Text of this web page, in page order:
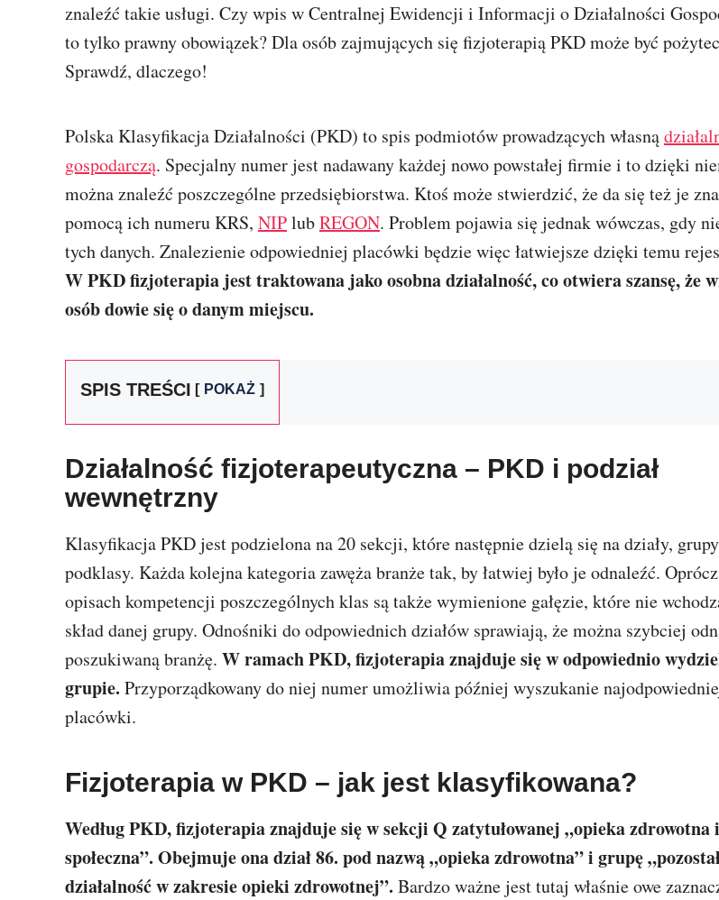
znaleźć takie usługi. Czy wpis w Centralnej Ewidencji i Informacji o Działalności
to tylko prawny obowiązek? Dla osób zajmujących się fizjoterapią PKD może być
Sprawdź, dlaczego!
Polska Klasyfikacja Działalności (PKD) to spis podmiotów prowadzących własną
gospodarczą. Specjalny numer jest nadawany każdej nowo powstałej firmie i to dzięki
można znaleźć poszczególne przedsiębiorstwa. Ktoś może stwierdzić, że da się też je
pomocą ich numeru KRS, NIPlubREGON. Problem pojawia się jednak wówczas, gdy
tych danych. Znalezienie odpowiedniej placówki będzie więc łatwiejsze dzięki temu
W PKD fizjoterapia jest traktowana jako osobna działalność, co otwiera szansę, że
osób dowie się o danym miejscu.
SPIS TREŚCI POKAŻ
Działalność fizjoterapeutyczna – PKD i podział
wewnętrzny
Klasyfikacja PKD jest podzielona na 20 sekcji, które następnie dzielą się na działy,
podklasy. Każda kolejna kategoria zawęża branże tak, by łatwiej było je odnaleźć.
opisach kompetencji poszczególnych klas są także wymienione gałęzie, które nie
skład danej grupy. Odnośniki do odpowiednich działów sprawiają, że można szybciej
poszukiwaną branżę. W ramach PKD, fizjoterapia znajduje się w odpowiednio
grupie. Przyporządkowany do niej numer umożliwia później wyszukanie
placówki.
Fizjoterapia w PKD – jak jest klasyfikowana?
Według PKD, fizjoterapia znajduje się w sekcji Q zatytułowanej „opieka zdrowotna
społeczna”. Obejmuje ona dział 86. pod nazwą „opieka zdrowotna” i grupę
działalność w zakresie opieki zdrowotnej”. Bardzo ważne jest tutaj właśnie owe